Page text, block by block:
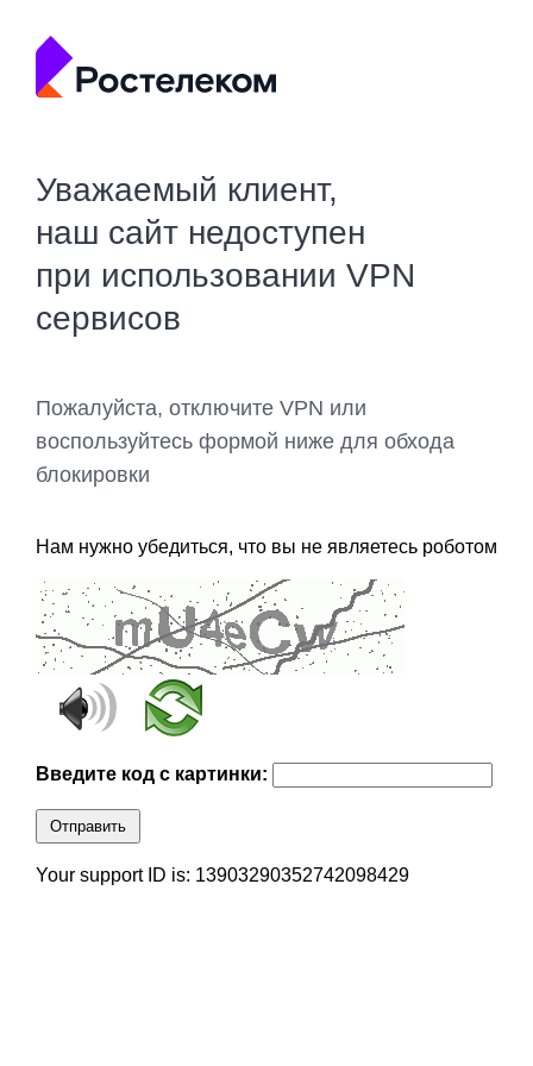
Уважаемый клиент,
наш сайт недоступен
при использовании VPN
сервисов
Пожалуйста, отключите VPN или
воспользуйтесь формой ниже для обхода
блокировки
Нам нужно убедиться, что вы не являетесь роботом
Введите код с картинки:
Отправить
Your support ID is: 13903290352742098429